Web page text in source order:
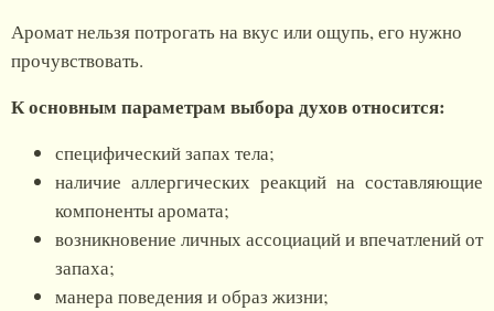
Аромат нельзя потрогать на вкус или ощупь, его нужно
прочувствовать.
К основным параметрам выбора духов относится:
специфический запах тела;
наличие аллергических реакций на составляющие
компоненты аромата;
возникновение личных ассоциаций и впечатлений от
запаха;
манера поведения и образ жизни;